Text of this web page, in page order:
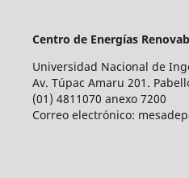
Centro de Energías
Universidad Nacional de
Av. Túpac Amaru 201.
(01) 4811070 anexo 7200
Correo electrónico: